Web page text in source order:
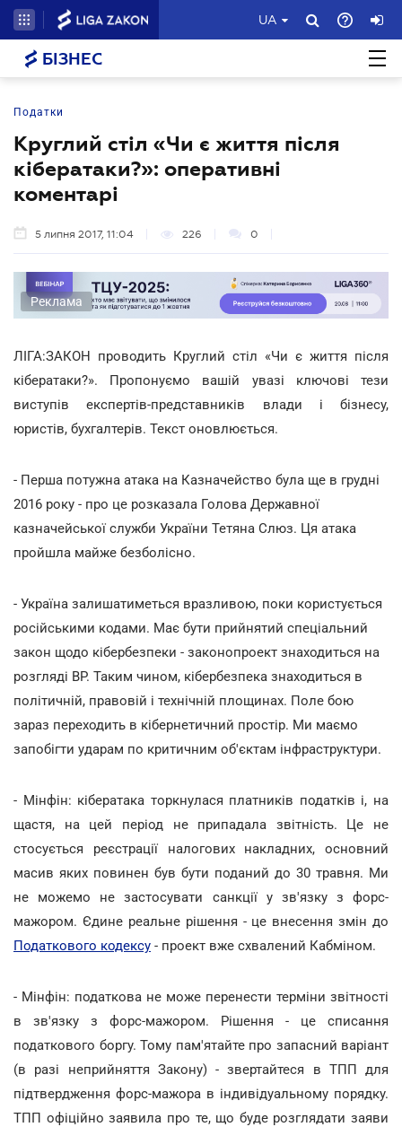
UA
БІЗНЕС
Податки
Круглий стіл «Чи є життя після
кібератаки?»: оперативні
коментарі
5 липня 2017, 11:04 226 0
Реклама
ЛІГА:ЗАКОН проводить Круглий стіл «Чи є життя після
кібератаки?». Пропонуємо вашій увазі ключові тези
виступів експертів-представників влади і бізнесу,
юристів, бухгалтерів. Текст оновлюється.
- Перша потужна атака на Казначейство була ще в грудні
2016 року - про це розказала Голова Державної
казначейської служби України Тетяна Слюз. Ця атака
пройшла майже безболісно.
- Україна залишатиметься вразливою, поки користується
російськими кодами. Має бути прийнятий спеціальний
закон щодо кібербезпеки - законопроект знаходиться на
розгляді ВР. Таким чином, кібербезпека знаходиться в
політичній, правовій і технічній площинах. Поле бою
зараз переходить в кібернетичний простір. Ми маємо
запобігти ударам по критичним об'єктам інфраструктури.
- Мінфін: кібератака торкнулася платників податків і, на
щастя, на цей період не припадала звітність. Це не
стосується реєстрації налогових накладних, основний
масив яких повинен був бути поданий до 30 травня. Ми
не можемо не застосувати санкції у зв'язку з форс-
мажором. Єдине реальне рішення - це внесення змін до
Податкового кодексу - проект вже схвалений Кабміном.
- Мінфін: податкова не може перенести терміни звітності
в зв'язку з форс-мажором. Рішення - це списання
податкового боргу. Тому пам'ятайте про запасний варіант
(в разі неприйняття Закону) - звертайтеся в ТПП для
підтвердження форс-мажора в індивідуальному порядку.
ТПП офіційно заявила про те, що буде розглядати заяви